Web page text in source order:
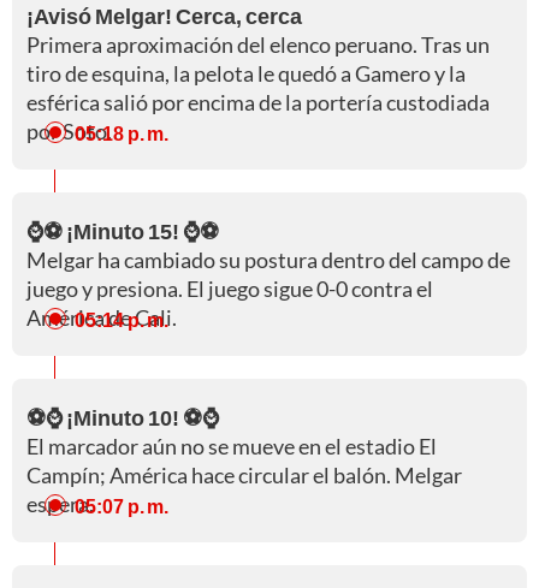
¡Avisó Melgar! Cerca, cerca
Primera aproximación del elenco peruano. Tras un
tiro de esquina, la pelota le quedó a Gamero y la
esférica salió por encima de la portería custodiada
por Soto.05:18 p. m.
⌚⚽ ¡Minuto 15! ⌚⚽
Melgar ha cambiado su postura dentro del campo de
juego y presiona. El juego sigue 0-0 contra el
América de Cali.
05:14 p. m.
⚽⌚ ¡Minuto 10! ⚽⌚
El marcador aún no se mueve en el estadio El
Campín; América hace circular el balón. Melgar
espera.05:07 p. m.